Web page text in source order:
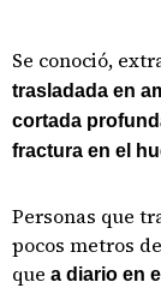
Se conoció,
trasladada en
cortada
fractura en el
Personas que
pocos metros
que a diario en